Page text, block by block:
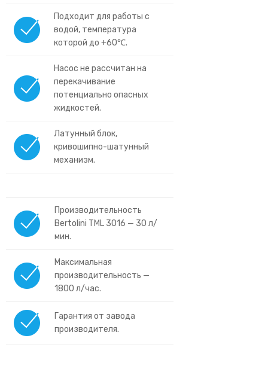
Подходит для работы с
водой, температура
которой до +60℃.
Насос не рассчитан на
перекачивание
потенциально опасных
жидкостей.
Латунный блок,
кривошипно-шатунный
механизм.
Производительность
Bertolini TML 3016 — 30 л/
мин.
Максимальная
производительность —
1800 л/час.
Гарантия от завода
производителя.